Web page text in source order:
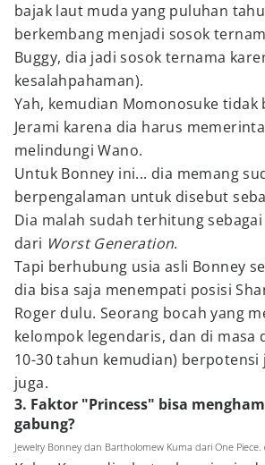
bajak laut muda yang puluhan
berkembang menjadi sosok
Buggy, dia jadi sosok ternama
kesalahpahaman).
Yah, kemudian Momonosuke tidak
Jerami karena dia harus
melindungi Wano.
Untuk Bonney ini... dia memang
berpengalaman untuk disebut
Dia malah sudah terhitung
dari Worst Generation.
Tapi berhubung usia asli Bonney
dia bisa saja menempati posisi
Roger dulu. Seorang bocah yang
kelompok legendaris, dan di masa
10-30 tahun kemudian) berpotensi
juga.
3. Faktor "Princess" bisa
gabung?
Jewelry Bonney dan Bartholomew Kuma dari One